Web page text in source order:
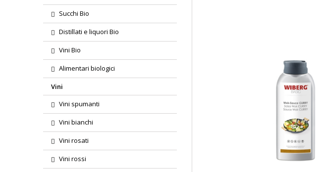
Succhi Bio
Distillati e liquori Bio
Vini Bio
Alimentari biologici
Vini
Vini spumanti
Vini bianchi
Vini rosati
Vini rossi